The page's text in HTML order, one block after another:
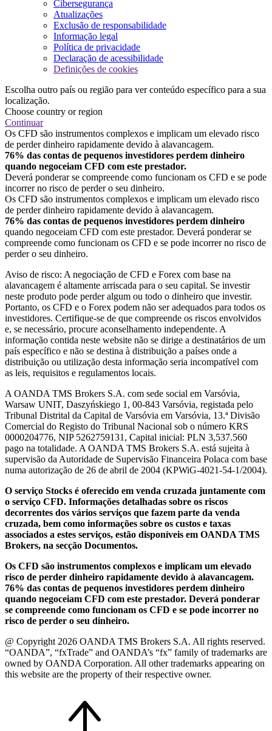
Cibersegurança
Atualizações
Exclusão de responsabilidade
Informação legal
Política de privacidade
Declaração de acessibilidade
Definições de cookies
Escolha outro país ou região para ver conteúdo específico para a sua
localização.
Choose country or region
Continuar
Os CFD são instrumentos complexos e implicam um elevado risco
de perder dinheiro rapidamente devido à alavancagem.
76% das contas de pequenos investidores perdem dinheiro
quando negoceiam CFD com este prestador.
Deverá ponderar se compreende como funcionam os CFD e se pode
incorrer no risco de perder o seu dinheiro.
Os CFD são instrumentos complexos e implicam um elevado risco
de perder dinheiro rapidamente devido à alavancagem.
76% das contas de pequenos investidores perdem dinheiro
quando negoceiam CFD com este prestador. Deverá ponderar se
compreende como funcionam os CFD e se pode incorrer no risco de
perder o seu dinheiro.
Aviso de risco: A negociação de CFD e Forex com base na
alavancagem é altamente arriscada para o seu capital. Se investir
neste produto pode perder algum ou todo o dinheiro que investir.
Portanto, os CFD e o Forex podem não ser adequados para todos os
investidores. Certifique-se de que compreende os riscos envolvidos
e, se necessário, procure aconselhamento independente. A
informação contida neste website não se dirige a destinatários de um
país específico e não se destina à distribuição a países onde a
distribuição ou utilização desta informação seria incompatível com
as leis, requisitos e regulamentos locais.
A OANDA TMS Brokers S.A. com sede social em Varsóvia,
Warsaw UNIT, Daszyńskiego 1, 00-843 Varsóvia, registada pelo
Tribunal Distrital da Capital de Varsóvia em Varsóvia, 13.ª Divisão
Comercial do Registo do Tribunal Nacional sob o número KRS
0000204776, NIP 5262759131, Capital inicial: PLN 3,537.560
pago na totalidade. A OANDA TMS Brokers S.A. está sujeita à
supervisão da Autoridade de Supervisão Financeira Polaca com base
numa autorização de 26 de abril de 2004 (KPWiG-4021-54-1/2004).
O serviço Stocks é oferecido em venda cruzada juntamente com
o serviço CFD. Informações detalhadas sobre os riscos
decorrentes dos vários serviços que fazem parte da venda
cruzada, bem como informações sobre os custos e taxas
associados a estes serviços, estão disponíveis em OANDA TMS
Brokers, na secção Documentos.
Os CFD são instrumentos complexos e implicam um elevado
risco de perder dinheiro rapidamente devido à alavancagem.
76% das contas de pequenos investidores perdem dinheiro
quando negoceiam CFD com este prestador. Deverá ponderar
se compreende como funcionam os CFD e se pode incorrer no
risco de perder o seu dinheiro.
@ Copyright 2026 OANDA TMS Brokers S.A. All rights reserved.
“OANDA”, “fxTrade” and OANDA’s “fx” family of trademarks are
owned by OANDA Corporation. All other trademarks appearing on
this website are the property of their respective owner.